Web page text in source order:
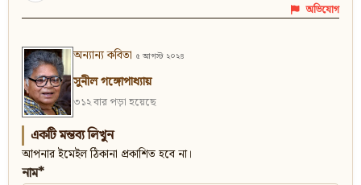
অভিযোগ
অন্যান্য কবিতা ৫ আগস্ট ২০২৪
সুনীল গঙ্গোপাধ্যায়
৩১২ বার পড়া হয়েছে
একটি মন্তব্য লিখুন
আপনার ইমেইল ঠিকানা প্রকাশিত হবে না।
নাম*